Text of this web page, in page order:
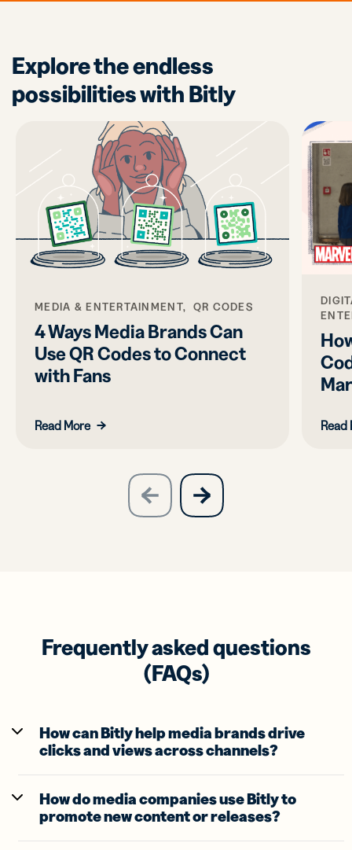
Explore the endless
possibilities with Bitly
MEDIA & ENTERTAINMENT, QR CODES
4 Ways Media Brands Can
Use QR Codes to Connect
with Fans
Read More Read
previous
slide
next
slide
Frequently asked questions
(FAQs)
How can Bitly help media brands drive
clicks and views across channels?
How do media companies use Bitly to
promote new content or releases?